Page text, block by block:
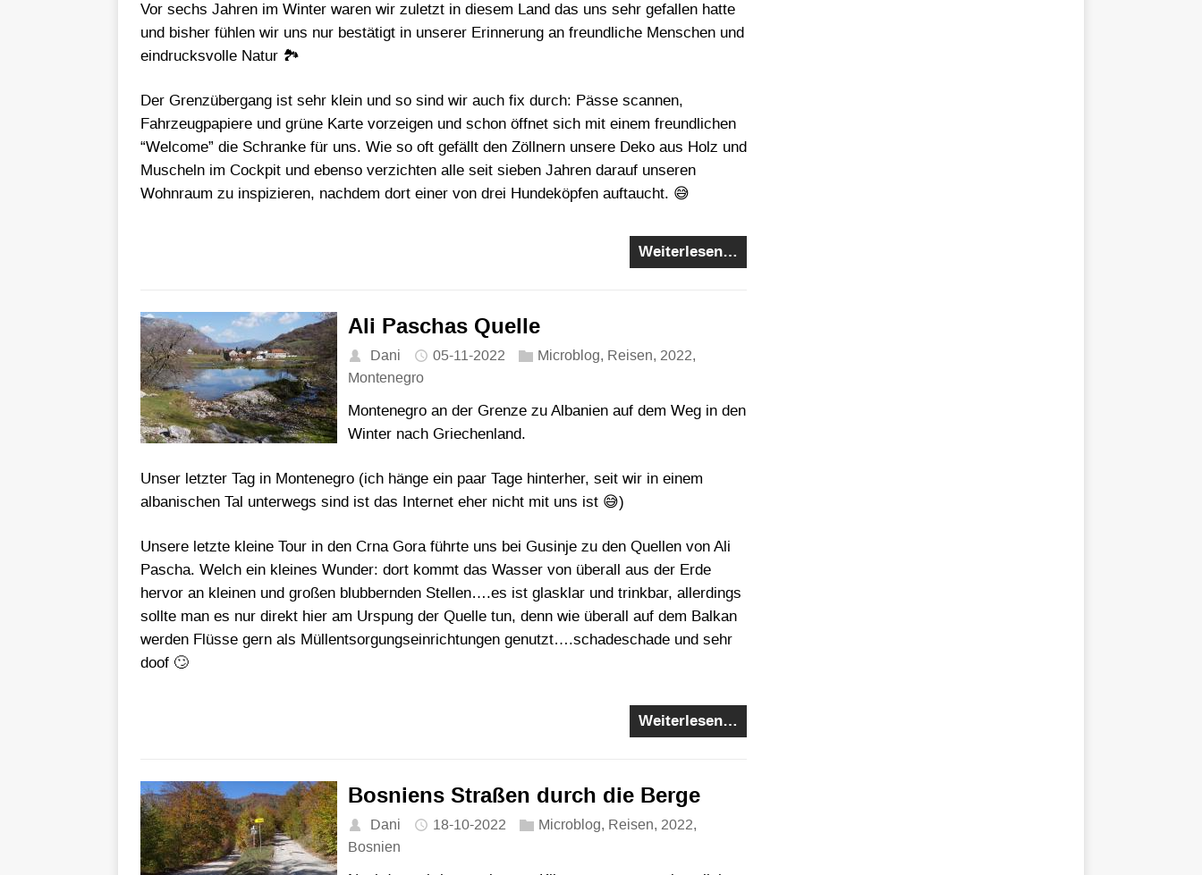
Vor sechs Jahren im Winter waren wir zuletzt in diesem Land das uns sehr gefallen hatte
und bisher fühlen wir uns nur bestätigt in unserer Erinnerung an freundliche Menschen und
eindrucksvolle Natur 🏞
Der Grenzübergang ist sehr klein und so sind wir auch fix durch: Pässe scannen,
Fahrzeugpapiere und grüne Karte vorzeigen und schon öffnet sich mit einem freundlichen
“Welcome” die Schranke für uns. Wie so oft gefällt den Zöllnern unsere Deko aus Holz und
Muscheln im Cockpit und ebenso verzichten alle seit sieben Jahren darauf unseren
Wohnraum zu inspizieren, nachdem dort einer von drei Hundeköpfen auftaucht. 😅
Weiterlesen…
Ali Paschas Quelle
Dani 05-11-2022 Microblog, Reisen, 2022,
Montenegro
Montenegro an der Grenze zu Albanien auf dem Weg in den
Winter nach Griechenland.
Unser letzter Tag in Montenegro (ich hänge ein paar Tage hinterher, seit wir in einem
albanischen Tal unterwegs sind ist das Internet eher nicht mit uns ist 😅)
Unsere letzte kleine Tour in den Crna Gora führte uns bei Gusinje zu den Quellen von Ali
Pascha. Welch ein kleines Wunder: dort kommt das Wasser von überall aus der Erde
hervor an kleinen und großen blubbernden Stellen….es ist glasklar und trinkbar, allerdings
sollte man es nur direkt hier am Urspung der Quelle tun, denn wie überall auf dem Balkan
werden Flüsse gern als Müllentsorgungseinrichtungen genutzt….schadeschade und sehr
doof 🙄
Weiterlesen…
Bosniens Straßen durch die Berge
Dani 18-10-2022 Microblog, Reisen, 2022,
Bosnien